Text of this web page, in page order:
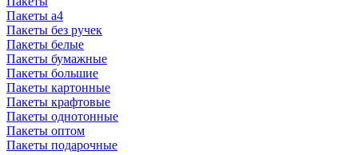
Пакеты а4
Пакеты без ручек
Пакеты белые
Пакеты бумажные
Пакеты большие
Пакеты картонные
Пакеты крафтовые
Пакеты однотонные
Пакеты оптом
Пакеты подарочные